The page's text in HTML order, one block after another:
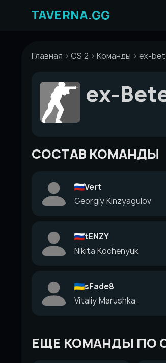
Главная CS 2 Команды ex-
ex-
СОСТАВ КОМАНДЫ
Vert
Georgiy Kinzyagulov
tENZY
Nikita Kochenyuk
sFade8
Vitaliy Marushka
ЕЩЕ КОМАНДЫ ПО